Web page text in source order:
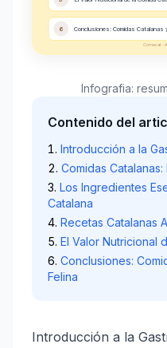
6 Conclusiones: Comidas Catalanas
Comecat -
Infografia:
Contenido del
Introducción a la
Comidas
Los Ingredientes
Catalana
Recetas Catalanas
El Valor Nutricional
Conclusiones:
Felina
Introducción a la